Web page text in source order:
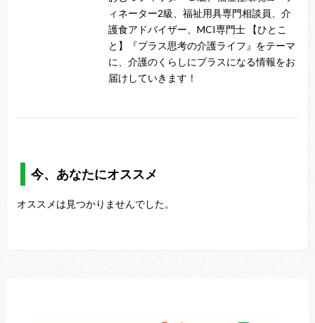
ィネーター2級、福祉用具専門相談員、介
護食アドバイザー、MCI専門士 【ひとこ
と】『プラス思考の介護ライフ』をテーマ
に、介護のくらしにプラスになる情報をお
届けしていきます！
今、あなたにオススメ
オススメは見つかりませんでした。